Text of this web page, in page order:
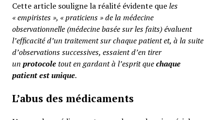
Cette article souligne la réalité évidente queles
« empiristes », « praticiens » de la médecine
observationnelle (médecine basée sur les faits) évaluent
l’efficacité d’un traitement sur chaque patient et, à la suite
d’observations successives, essaient d’en tirer
un protocoletout en gardant à l’esprit quechaque
patient est unique.
L’abus des médicaments